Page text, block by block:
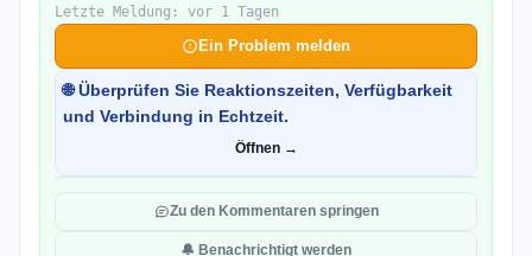
Letzte Meldung: vor 1 Tagen
Ein Problem melden
🌐 Überprüfen Sie Reaktionszeiten, Verfügbarkeit
und Verbindung in Echtzeit.
Öffnen →
Zu den Kommentaren springen
🔔 Benachrichtigt werden